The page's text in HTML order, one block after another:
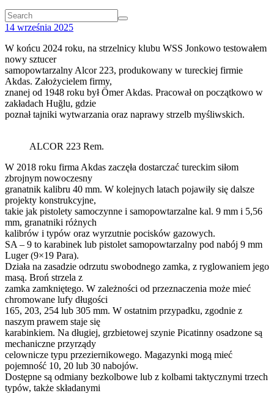
14 września 2025
W końcu 2024 roku, na strzelnicy klubu WSS Jonkowo testowałem
nowy sztucer
samopowtarzalny Alcor 223, produkowany w tureckiej firmie
Akdas. Założycielem firmy,
znanej od 1948 roku był Ömer Akdas. Pracował on początkowo w
zakładach Huğlu, gdzie
poznał tajniki wytwarzania oraz naprawy strzelb myśliwskich.
ALCOR 223 Rem.
W 2018 roku firma Akdas zaczęła dostarczać tureckim siłom
zbrojnym nowoczesny
granatnik kalibru 40 mm. W kolejnych latach pojawiły się dalsze
projekty konstrukcyjne,
takie jak pistolety samoczynne i samopowtarzalne kal. 9 mm i 5,56
mm, granatniki różnych
kalibrów i typów oraz wyrzutnie pocisków gazowych.
SA – 9 to karabinek lub pistolet samopowtarzalny pod nabój 9 mm
Luger (9×19 Para).
Działa na zasadzie odrzutu swobodnego zamka, z ryglowaniem jego
masą. Broń strzela z
zamka zamkniętego. W zależności od przeznaczenia może mieć
chromowane lufy długości
165, 203, 254 lub 305 mm. W ostatnim przypadku, zgodnie z
naszym prawem staje się
karabinkiem. Na długiej, grzbietowej szynie Picatinny osadzone są
mechaniczne przyrządy
celownicze typu przeziernikowego. Magazynki mogą mieć
pojemność 10, 20 lub 30 nabojów.
Dostępne są odmiany bezkolbowe lub z kolbami taktycznymi trzech
typów, także składanymi